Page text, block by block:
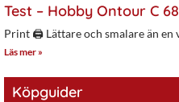
Test – Hobby Ontour C
Print 🖨 Lättare och smalare än en
Läs mer »
Köpguider